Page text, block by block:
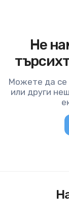
Не
Можете да се
или други